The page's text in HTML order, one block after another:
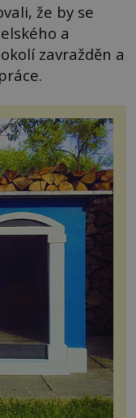
že by se
a
zavražděn a